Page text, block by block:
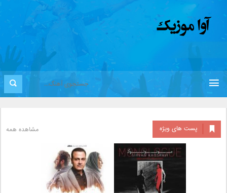
پست های ویژه مشاهده همه